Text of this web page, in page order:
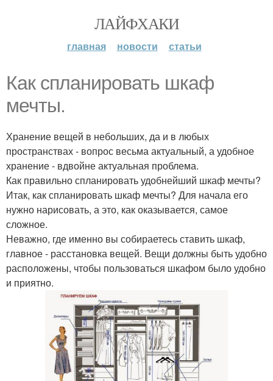
ЛАЙФХАКИ
главная новости статьи
Как спланировать шкаф
мечты.
Хранение вещей в небольших, да и в любых
пространствах - вопрос весьма актуальный, а удобное
хранение - вдвойне актуальная проблема.
Как правильно спланировать удобнейший шкаф мечты?
Итак, как спланировать шкаф мечты? Для начала его
нужно нарисовать, а это, как оказывается, самое
сложное.
Неважно, где именно вы собираетесь ставить шкаф,
главное - расстановка вещей. Вещи должны быть удобно
расположены, чтобы пользоваться шкафом было удобно
и приятно.